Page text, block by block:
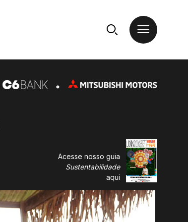
Acesse nosso guia
Sustentabilidade
aqui